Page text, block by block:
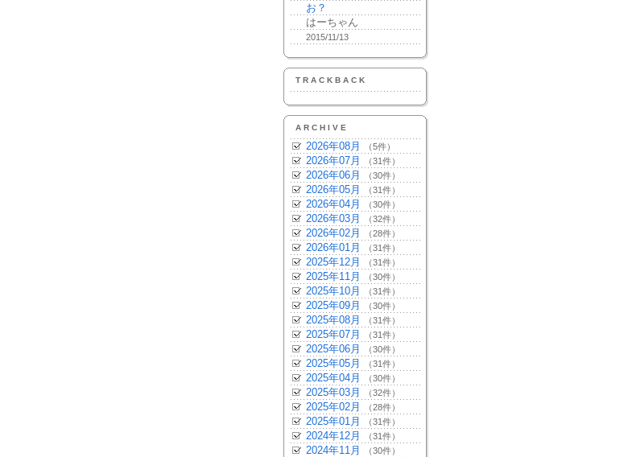
お？
はーちゃん
2015/11/13
TRACKBACK
ARCHIVE
2026年08月 （5件）
2026年07月 （31件）
2026年06月 （30件）
2026年05月 （31件）
2026年04月 （30件）
2026年03月 （32件）
2026年02月 （28件）
2026年01月 （31件）
2025年12月 （31件）
2025年11月 （30件）
2025年10月 （31件）
2025年09月 （30件）
2025年08月 （31件）
2025年07月 （31件）
2025年06月 （30件）
2025年05月 （31件）
2025年04月 （30件）
2025年03月 （32件）
2025年02月 （28件）
2025年01月 （31件）
2024年12月 （31件）
2024年11月 （30件）